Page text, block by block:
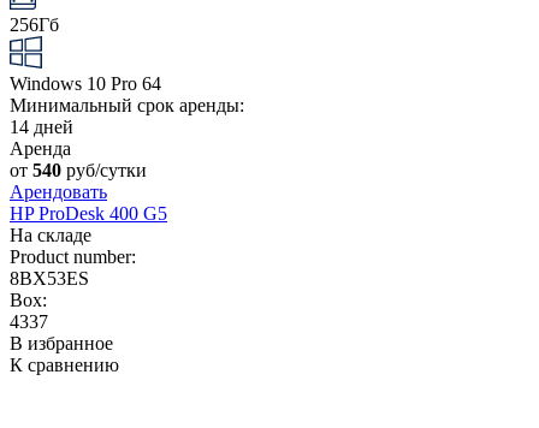
256Гб
Windows 10 Pro 64
Минимальный срок аренды:
14 дней
Аренда
от 540 руб/сутки
Арендовать
HP ProDesk 400 G5
На складе
Product number:
8BX53ES
Box:
4337
В избранное
К сравнению